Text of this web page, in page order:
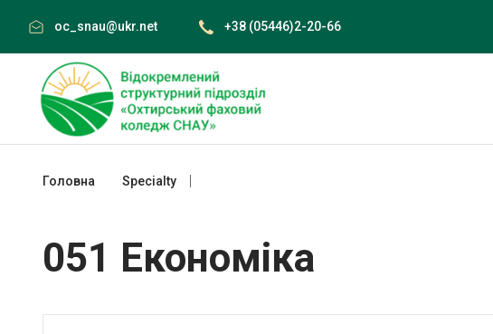
content
oc_snau@ukr.net +38 (05446)2-20-66
Головна Specialty
051 Економіка